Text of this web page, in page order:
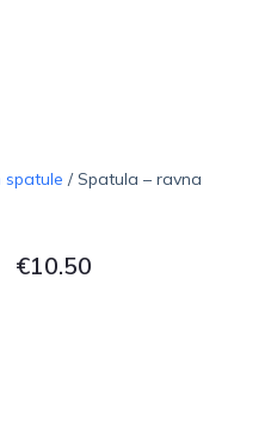
spatule / Spatula – ravna
€10.50